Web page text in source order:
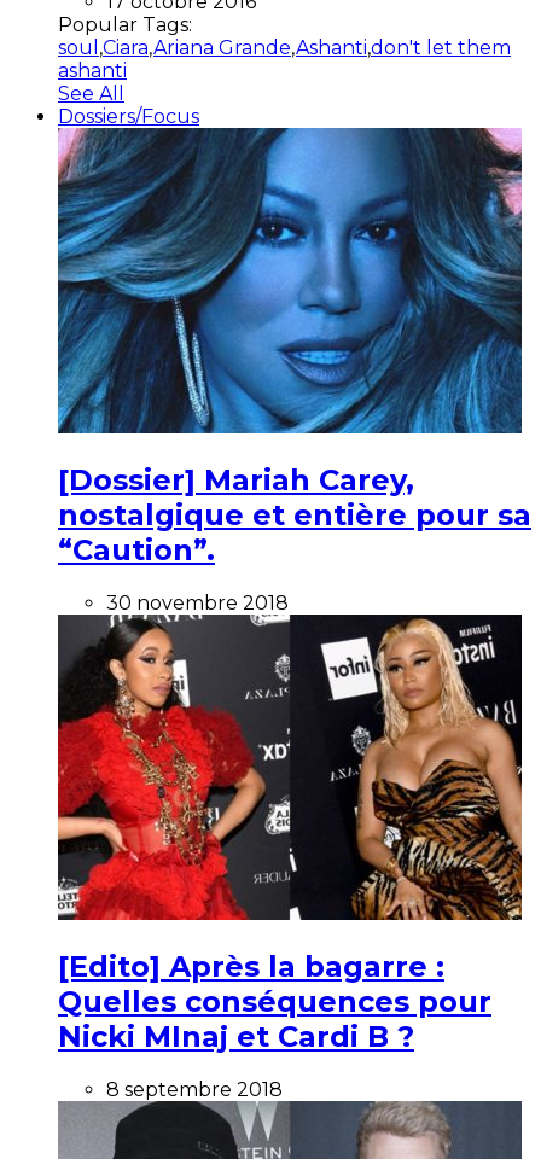
Popular Tags:
soul ,Ciara,Ariana Grande,Ashanti,don't let them
ashanti
See All
Dossiers/Focus
[Dossier] Mariah Carey,
nostalgique et entière pour sa
“Caution”.
30 novembre 2018
[Edito] Après la bagarre :
Quelles conséquences pour
Nicki MInaj et Cardi B ?
8 septembre 2018